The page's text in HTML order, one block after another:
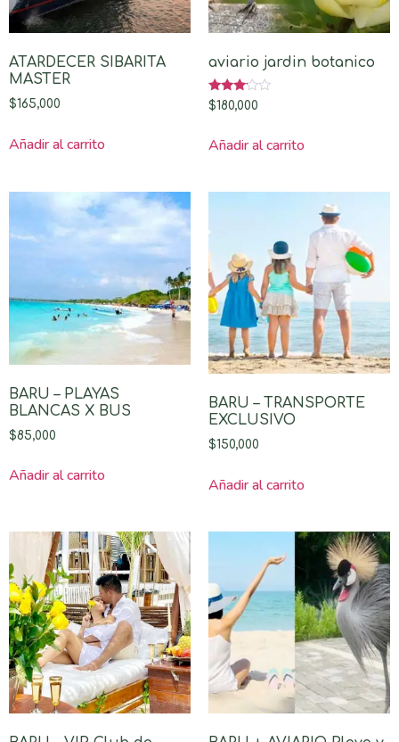
ATARDECER SIBARITA
MASTER
$165,000
Añadir al carrito
aviario jardin botanico
Valorado
con
$180,000
Añadir al carrito
BARU – PLAYAS
BLANCAS X BUS
$85,000
Añadir al carrito
BARU – TRANSPORTE
EXCLUSIVO
$150,000
Añadir al carrito